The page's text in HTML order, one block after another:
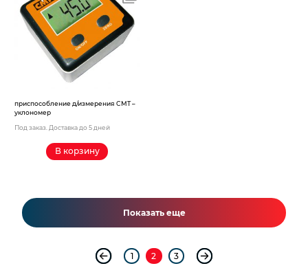
приспособление д/измерения CMT –
уклономер
Под заказ. Доставка до 5 дней
В корзину
Показать еще
1 2 3